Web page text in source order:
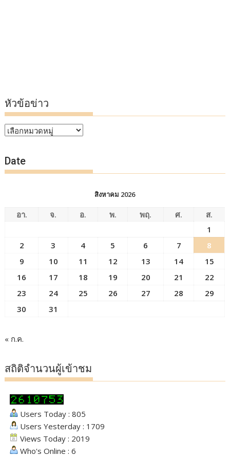
หัวข้อข่าว
หัวข้อ
Date
สิงหาคม 2026
อา. จ. อ. พ. พฤ. ศ.
ส.
1
2
3 4 5 6 7
8
9
10 11 12 13 14
15
16
17 18 19 20 21
22
23
24 25 26 27 28
29
30
31
« ก.ค.
สถิติจำนวนผู้เข้าชม
Users Today : 805
Users Yesterday : 1709
Views Today : 2019
Who's Online : 6